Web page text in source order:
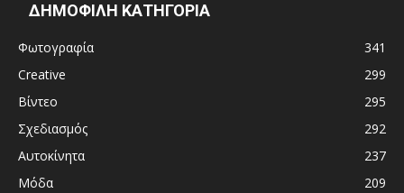
ΔΗΜΟΦΙΛΗ ΚΑΤΗΓΟΡΙΑ
Φωτογραφία
341
Creative
299
Βίντεο
295
Σχεδιασμός
292
Αυτοκίνητα
237
Μόδα
209